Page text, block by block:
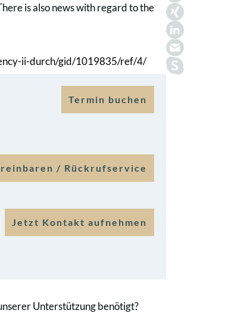
is also news with regard to the
ii-durch/gid/1019835/ref/4/
Termin buchen
/ Rückrufservice
Jetzt Kontakt aufnehmen
Unterstützung benötigt?